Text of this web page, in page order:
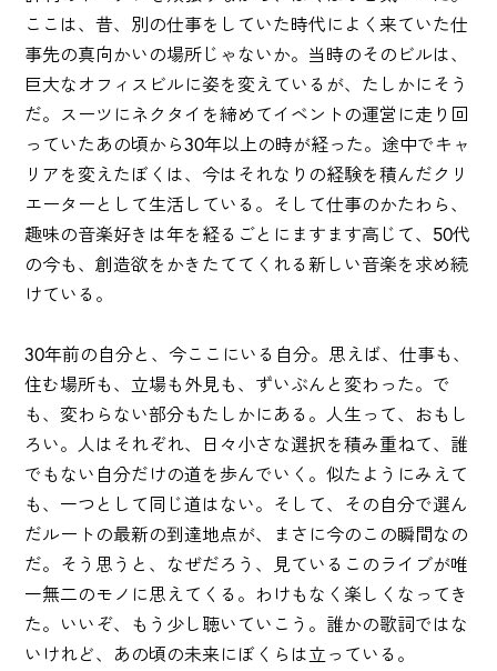
ここは、昔、別の仕事をしていた時代によく来ていた仕
事先の真向かいの場所じゃないか。当時のそのビルは、
巨大なオフィスビルに姿を変えているが、たしかにそう
だ。スーツにネクタイを締めてイベントの運営に走り回
っていたあの頃から30年以上の時が経った。途中でキャ
リアを変えたぼくは、今はそれなりの経験を積んだクリ
エーターとして生活している。そして仕事のかたわら、
趣味の音楽好きは年を経るごとにますます高じて、50代
の今も、創造欲をかきたててくれる新しい音楽を求め続
けている。
30年前の自分と、今ここにいる自分。思えば、仕事も、
住む場所も、立場も外見も、ずいぶんと変わった。で
も、変わらない部分もたしかにある。人生って、おもし
ろい。人はそれぞれ、日々小さな選択を積み重ねて、誰
でもない自分だけの道を歩んでいく。似たようにみえて
も、一つとして同じ道はない。そして、その自分で選ん
だルートの最新の到達地点が、まさに今のこの瞬間なの
だ。そう思うと、なぜだろう、見ているこのライブが唯
一無二のモノに思えてくる。わけもなく楽しくなってき
た。いいぞ、もう少し聴いていこう。誰かの歌詞ではな
いけれど、あの頃の未来にぼくらは立っている。